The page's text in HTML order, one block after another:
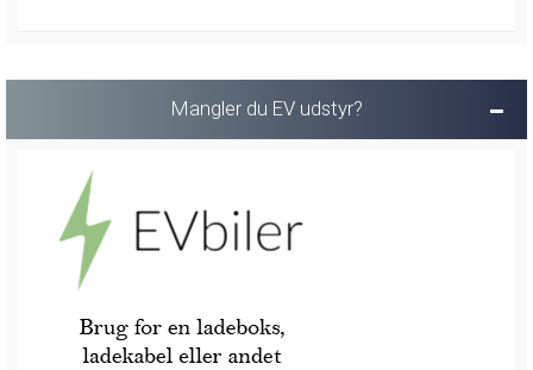
Mangler du EV udstyr?